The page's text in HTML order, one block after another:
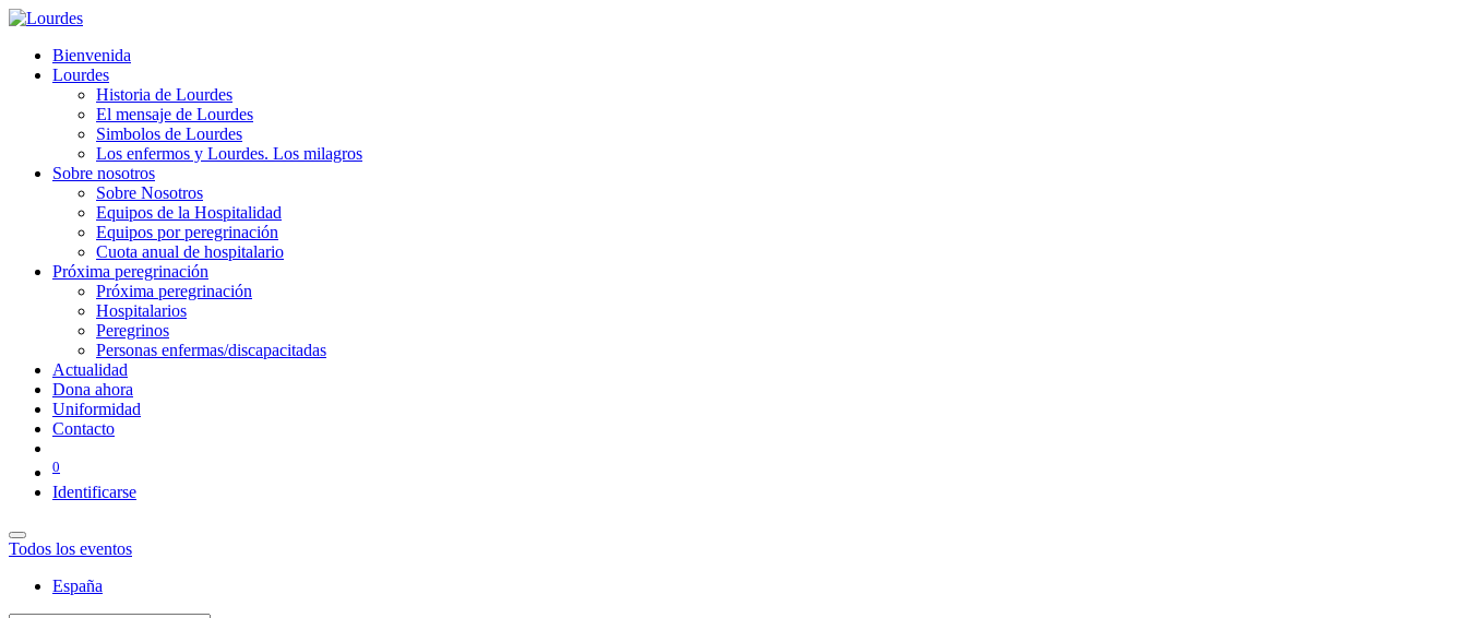
Bienvenida
Lourdes
Historia de Lourdes
El mensaje de Lourdes
Simbolos de Lourdes
Los enfermos y Lourdes. Los milagros
Sobre nosotros
Sobre Nosotros
Equipos de la Hospitalidad
Equipos por peregrinación
Cuota anual de hospitalario
Próxima peregrinación
Próxima peregrinación
Hospitalarios
Peregrinos
Personas enfermas/discapacitadas
Actualidad
Dona ahora
Uniformidad
Contacto
0
Identificarse
Todos los eventos
España